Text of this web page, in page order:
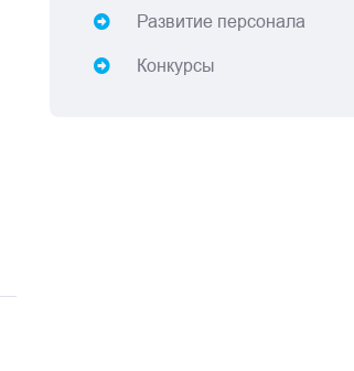
Развитие персонала
Конкурсы